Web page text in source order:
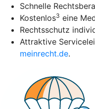
Schnelle
Kostenlos3 eine
Rechtsschutz
Attraktive
meinrecht.de.